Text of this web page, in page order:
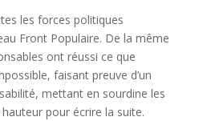
les forces politiques
Front Populaire. De la même
ont réussi ce que
faisant preuve d’un
mettant en sourdine les
pour écrire la suite.